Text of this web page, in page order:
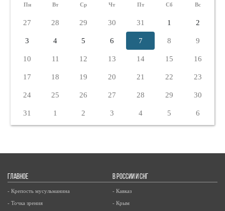
Пн Вт Ср Чт Пт Сб Вс
27 28 29 30 31 1 2
3 4 5 6 7 8 9
10 11 12 13 14 15 16
17 18 19 20 21 22 23
24 25 26 27 28 29 30
31 1 2 3 4 5 6
ГЛАВНОЕ
- Крепость мусульманина
- Точка зрения
В РОССИИ И СНГ
- Кавказ
- Крым